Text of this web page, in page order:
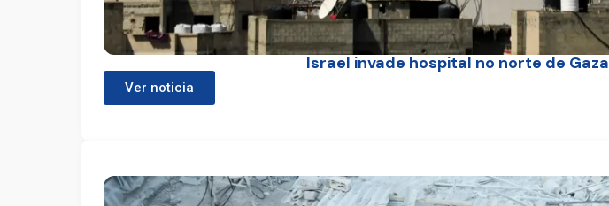
Israel invade hospital no norte de Gaza
Ver noticia